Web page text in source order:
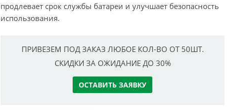
продлевает срок службы батареи и улучшает безопасность
использования.
ПРИВЕЗЕМ ПОД ЗАКАЗ ЛЮБОЕ КОЛ-ВО ОТ 50ШТ.
СКИДКИ ЗА ОЖИДАНИЕ ДО 30%
ОСТАВИТЬ ЗАЯВКУ